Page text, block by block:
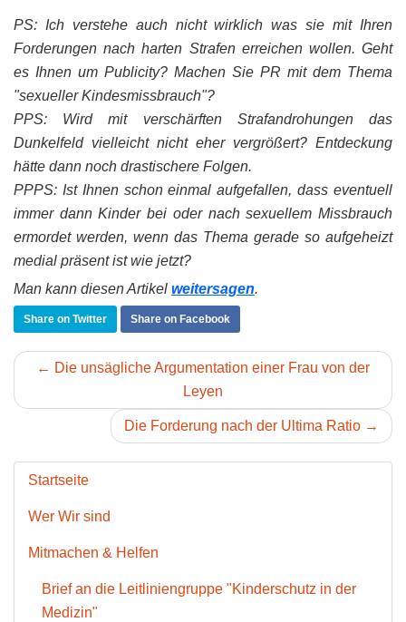
PS: Ich verstehe auch nicht wirklich was sie mit Ihren
Forderungen nach harten Strafen erreichen wollen. Geht
es Ihnen um Publicity? Machen Sie PR mit dem Thema
"sexueller Kindesmissbrauch"?
PPS: Wird mit verschärften Strafandrohungen das
Dunkelfeld vielleicht nicht eher vergrößert? Entdeckung
hätte dann noch drastischere Folgen.
PPPS: Ist Ihnen schon einmal aufgefallen, dass eventuell
immer dann Kinder bei oder nach sexuellem Missbrauch
ermordet werden, wenn das Thema gerade so aufgeheizt
medial präsent ist wie jetzt?
Man kann diesen Artikel weitersagen.
Share on Twitter Share on Facebook
← Die unsägliche Argumentation einer Frau von der
Leyen
Die Forderung nach der Ultima Ratio →
Startseite
Wer Wir sind
Mitmachen & Helfen
Brief an die Leitliniengruppe "Kinderschutz in der
Medizin"